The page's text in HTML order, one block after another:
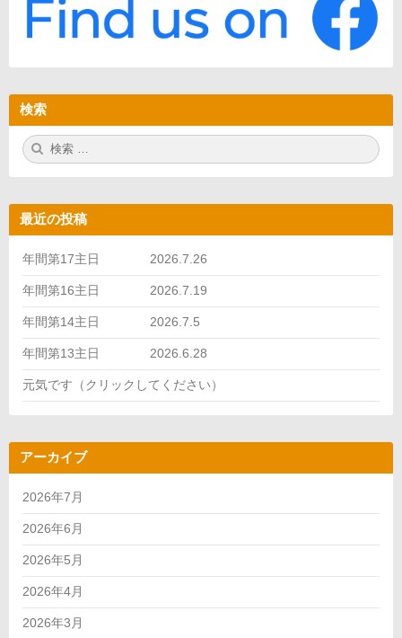
検索
検
索:
最近の投稿
年間第17主日 2026.7.26
年間第16主日 2026.7.19
年間第14主日 2026.7.5
年間第13主日 2026.6.28
元気です（クリックしてください）
アーカイブ
2026年7月
2026年6月
2026年5月
2026年4月
2026年3月